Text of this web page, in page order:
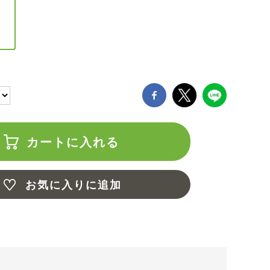
カートに入れる
お気に入りに追加